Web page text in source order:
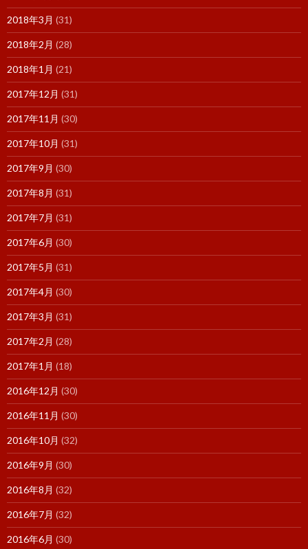
2018年3月 (31)
2018年2月 (28)
2018年1月 (21)
2017年12月 (31)
2017年11月 (30)
2017年10月 (31)
2017年9月 (30)
2017年8月 (31)
2017年7月 (31)
2017年6月 (30)
2017年5月 (31)
2017年4月 (30)
2017年3月 (31)
2017年2月 (28)
2017年1月 (18)
2016年12月 (30)
2016年11月 (30)
2016年10月 (32)
2016年9月 (30)
2016年8月 (32)
2016年7月 (32)
2016年6月 (30)